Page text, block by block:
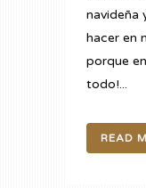
navideña
hacer en
porque
todo!...
READ